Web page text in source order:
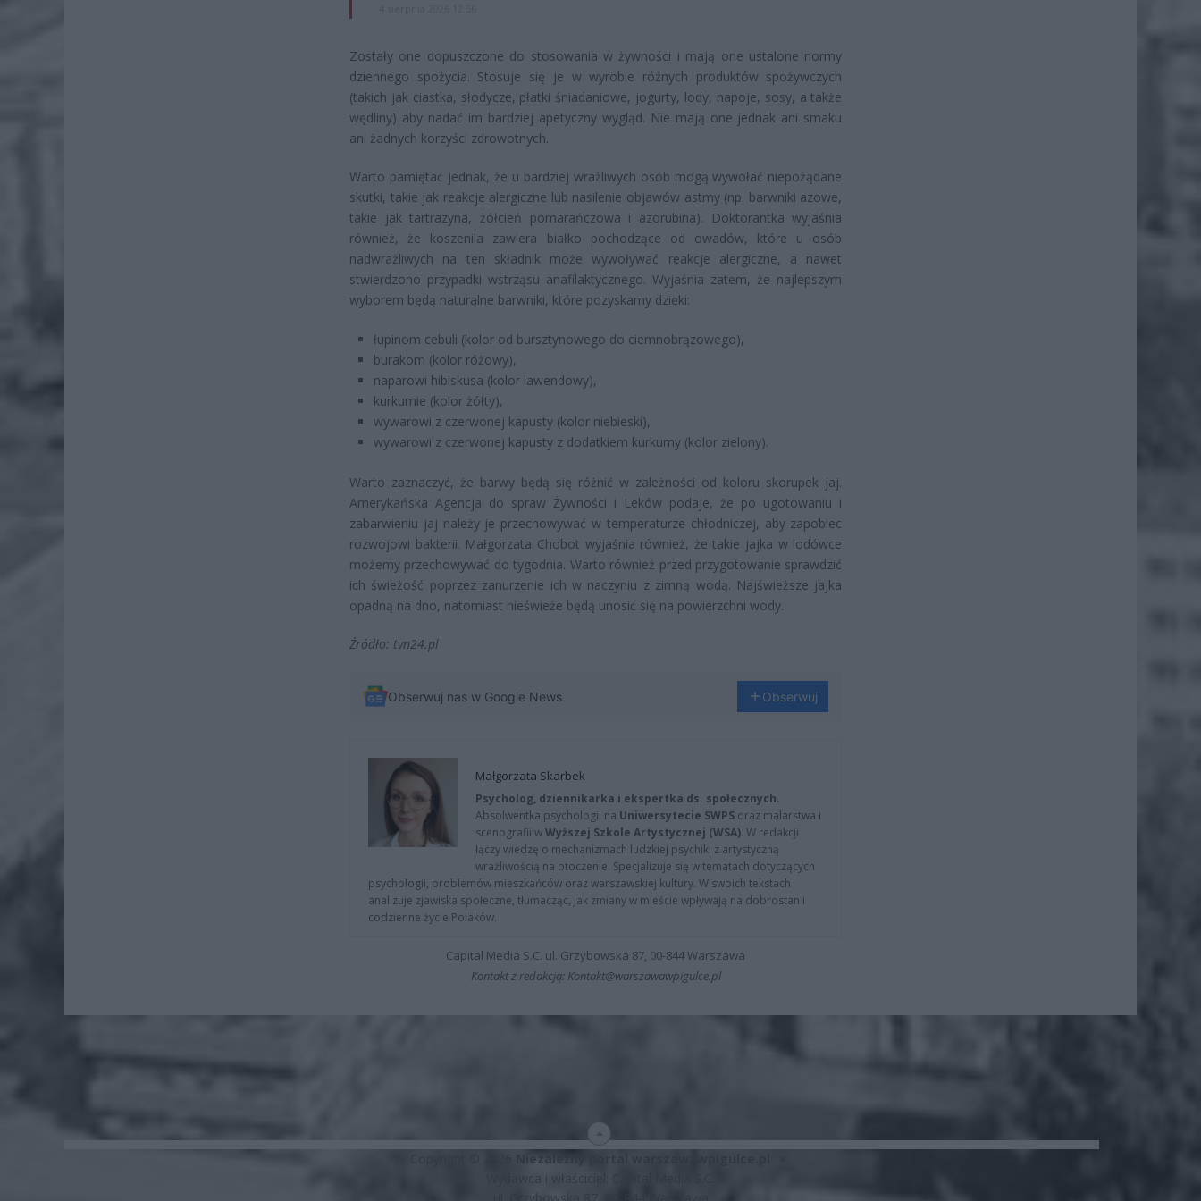
Zostały one dopuszczone do stosowania w żywności i mają one ustalone normy
dziennego spożycia. Stosuje się je w wyrobie różnych produktów spożywczych
(takich jak ciastka, słodycze, płatki śniadaniowe, jogurty, lody, napoje, sosy, a także
wędliny) aby nadać im bardziej apetyczny wygląd. Nie mają one jednak ani smaku
ani żadnych korzyści zdrowotnych.
Warto pamiętać jednak, że u bardziej wrażliwych osób mogą wywołać niepożądane
skutki, takie jak reakcje alergiczne lub nasilenie objawów astmy (np. barwniki azowe,
takie jak tartrazyna, żółcień pomarańczowa i azorubina). Doktorantka wyjaśnia
również, że koszenila zawiera białko pochodzące od owadów, które u osób
nadwrażliwych na ten składnik może wywoływać reakcje alergiczne, a nawet
stwierdzono przypadki wstrząsu anafilaktycznego. Wyjaśnia zatem, że najlepszym
wyborem będą naturalne barwniki, które pozyskamy dzięki:
łupinom cebuli (kolor od bursztynowego do ciemnobrązowego),
burakom (kolor różowy),
naparowi hibiskusa (kolor lawendowy),
kurkumie (kolor żółty),
wywarowi z czerwonej kapusty (kolor niebieski),
wywarowi z czerwonej kapusty z dodatkiem kurkumy (kolor zielony).
Warto zaznaczyć, że barwy będą się różnić w zależności od koloru skorupek jaj.
Amerykańska Agencja do spraw Żywności i Leków podaje, że po ugotowaniu i
zabarwieniu jaj należy je przechowywać w temperaturze chłodniczej, aby zapobiec
rozwojowi bakterii. Małgorzata Chobot wyjaśnia również, że takie jajka w lodówce
możemy przechowywać do tygodnia. Warto również przed przygotowanie sprawdzić
ich świeżość poprzez zanurzenie ich w naczyniu z zimną wodą. Najświeższe jajka
opadną na dno, natomiast nieświeże będą unosić się na powierzchni wody.
Źródło: tvn24.pl
Obserwuj nas w Google News Obserwuj
Małgorzata Skarbek
Psycholog, dziennikarka i ekspertka ds. społecznych.
Absolwentka psychologii na Uniwersytecie SWPS oraz malarstwa i
scenografii wWyższej Szkole Artystycznej (WSA). W redakcji
łączy wiedzę o mechanizmach ludzkiej psychiki z artystyczną
wrażliwością na otoczenie. Specjalizuje się w tematach dotyczących
psychologii, problemów mieszkańców oraz warszawskiej kultury. W swoich tekstach
analizuje zjawiska społeczne, tłumacząc, jak zmiany w mieście wpływają na dobrostan i
codzienne życie Polaków.
Capital Media S.C. ul. Grzybowska 87, 00-844 Warszawa
Kontakt z redakcją: Kontakt@warszawawpigulce.pl
Niezależny portal warszawawpigulce.pl
Wydawca i właściciel: Capital Media S.C.
ul. Grzybowska 87, 00-844 Warszawa